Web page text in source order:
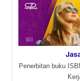
Penerbitan buku